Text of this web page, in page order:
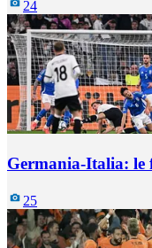
24
Germania-Italia:
25